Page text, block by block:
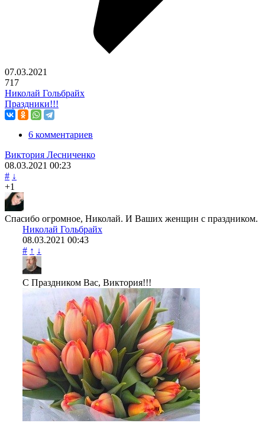
07.03.2021
717
Николай Гольбрайх
Праздники!!!
6 комментариев
Виктория Лесниченко
08.03.2021 00:23
# ↓
+1
Спасибо огромное, Николай. И Ваших женщин с праздником.
Николай Гольбрайх
08.03.2021 00:43
# ↑ ↓
С Праздником Вас, Виктория!!!